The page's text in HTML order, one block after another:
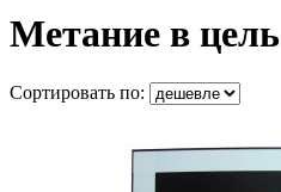
Метание в цель
Сортировать по: